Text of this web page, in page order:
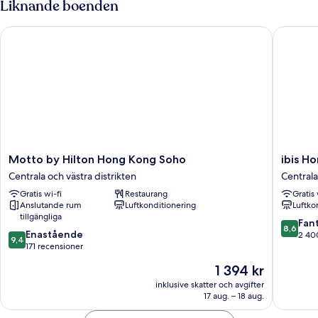
rökare
-
1
dubbelsäng
-
Liknande boenden
Motto
by
Hilton
Hong
Kong
Soho
Centrala
och
Motto by Hilton Hong Kong Soho
Centrala och västra distrikten
Gratis wi-fi
Restaurang
Anslutande rum
tillgängliga
Luftkonditionering
9.4
av
9,4 Enastående
171 recensioner
Priset
1 394 kr
1 394 kr
inklusive skatter och avgifter
17 aug. – 18 aug.
Motto by Hilton Hong Kong Soho
ibis
Hong
Kong
Central
And
Sheung
Wan
ibis
8.6
av
8,6
2
ibis